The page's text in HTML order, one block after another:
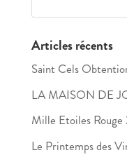
Articles récents
Saint Cels
LA MAISON DE
Mille Etoiles Rouge
Le Printemps des